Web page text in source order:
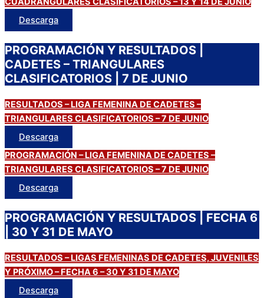
Descarga
PROGRAMACIÓN Y RESULTADOS |
CADETES – TRIANGULARES
CLASIFICATORIOS | 7 DE JUNIO
RESULTADOS – LIGA FEMENINA DE CADETES –
TRIANGULARES CLASIFICATORIOS – 7 DE JUNIO
Descarga
PROGRAMACIÓN – LIGA FEMENINA DE CADETES –
TRIANGULARES CLASIFICATORIOS – 7 DE JUNIO
Descarga
PROGRAMACIÓN Y RESULTADOS | FECHA 6
| 30 Y 31 DE MAYO
RESULTADOS – LIGAS FEMENINAS DE CADETES, JUVENILES
Y PRÓXIMO – FECHA 6 – 30 Y 31 DE MAYO
Descarga